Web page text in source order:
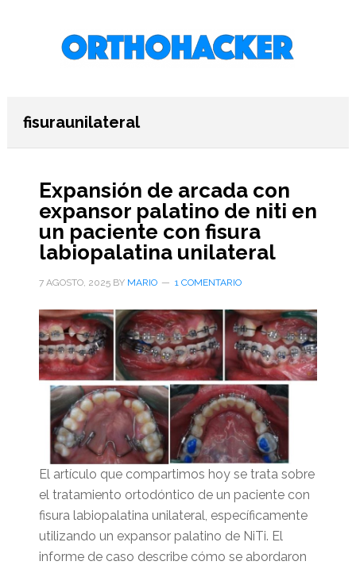
primariafisuraunilateral
Expansión de arcada con
expansor palatino de niti en
un paciente con fisura
labiopalatina unilateral
7 AGOSTO, 2025BY MARIO 1 COMENTARIO
El artículo que compartimos hoy se trata sobre
el tratamiento ortodóntico de un paciente con
fisura labiopalatina unilateral, específicamente
utilizando un expansor palatino de NiTi. El
informe de caso describe cómo se abordaron